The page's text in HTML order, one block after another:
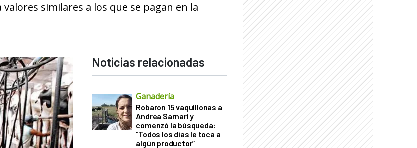
similares a los que se pagan en la
Noticias relacionadas
Ganadería
Robaron 15 vaquillonas a
Andrea Sarnari y
comenzó la búsqueda:
“Todos los días le toca a
algún productor”